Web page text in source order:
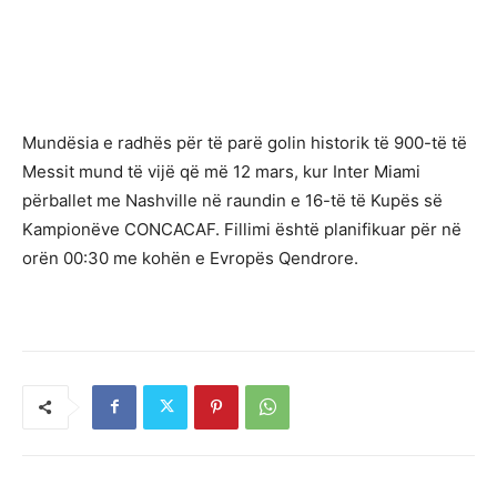
Mundësia e radhës për të parë golin historik të 900-të të
Messit mund të vijë që më 12 mars, kur Inter Miami
përballet me Nashville në raundin e 16-të të Kupës së
Kampionëve CONCACAF. Fillimi është planifikuar për në
orën 00:30 me kohën e Evropës Qendrore.